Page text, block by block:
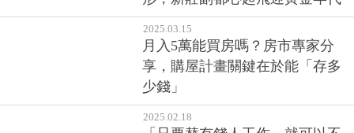
2025.02.18
「只要替有錢人工作，就可以不
用為低薪發愁？」底層女孩在億
萬豪宅當保母的真心話
2025.02.05
「地球上最重要的股票」輝達！